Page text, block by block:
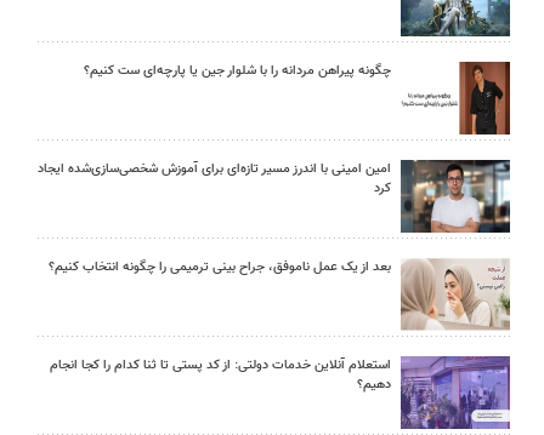
چگونه پیراهن مردانه را با شلوار جین یا پارچه‌ای ست کنیم؟
امین امینی با اندرز مسیر تازه‌ای برای آموزش شخصی‌سازی‌شده ایجاد
کرد
بعد از یک عمل ناموفق، جراح بینی ترمیمی را چگونه انتخاب کنیم؟
استعلام آنلاین خدمات دولتی: از کد پستی تا ثنا کدام را کجا انجام
دهیم؟